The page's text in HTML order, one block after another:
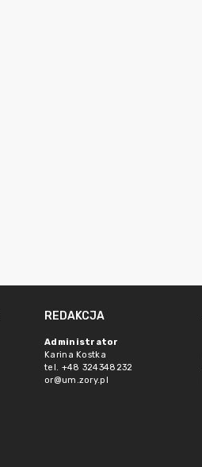
REDAKCJA
Administrator
Karina Kostka
tel. +48 324348232
or@um.zory.pl